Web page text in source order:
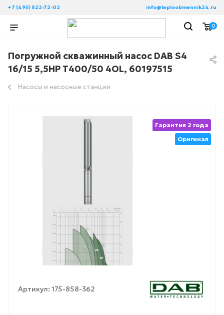
+7 (495) 822-72-02 info@teploobmennik24.ru
0
Погружной скважинный насос DAB S4
16/15 5,5HP T400/50 4OL, 60197515
Насосы и насосные станции
Гарантия 2 года
Оригинал
Артикул: 175-858-362